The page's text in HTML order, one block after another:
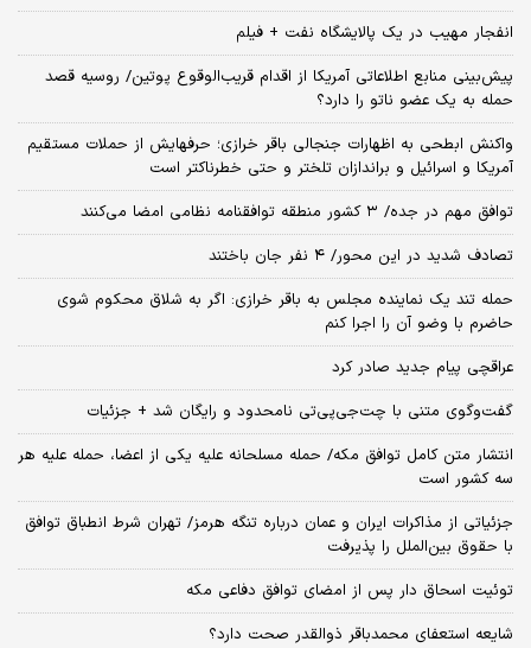
انفجار مهیب در یک پالایشگاه نفت + فیلم
پیش‌بینی منابع اطلاعاتی آمریکا از اقدام قریب‌الوقوع پوتین/ روسیه قصد
حمله به یک عضو ناتو را دارد؟
واکنش ابطحی به اظهارات جنجالی باقر خرازی؛ حرفهایش از حملات مستقیم
آمریکا و اسرائیل و براندازان تلختر و حتی خطرناکتر است
توافق مهم در جده/ ۳ کشور منطقه توافقنامه نظامی امضا می‌کنند
تصادف شدید در این محور/ ۴ نفر جان باختند
حمله تند یک نماینده مجلس به باقر خرازی: اگر به شلاق محکوم شوی
حاضرم با وضو آن را اجرا کنم
عراقچی پیام جدید صادر کرد
گفت‌وگوی متنی با چت‌جی‌پی‌تی نامحدود و رایگان شد + جزئیات
انتشار متن کامل توافق مکه/ حمله مسلحانه علیه یکی از اعضا، حمله علیه هر
سه کشور است
جزئیاتی از مذاکرات ایران و عمان درباره تنگه هرمز/ تهران شرط انطباق توافق
با حقوق بین‌الملل را پذیرفت
توئیت اسحاق دار پس از امضای توافق دفاعی مکه
شایعه استعفای محمدباقر ذوالقدر صحت دارد؟